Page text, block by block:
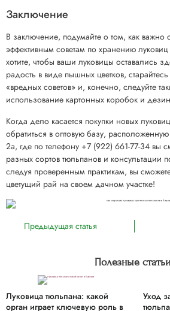
Заключение
В заключение, подумайте о том, как важно
эффективным советам по хранению
хотите, чтобы ваши луковицы оставались
радость в виде пышных цветков,
«вредных советов» и, конечно, следуйте
использование картонных коробок и
Когда дело касается покупки новых
обратиться в оптовую базу,
2а, где по телефону +7 (922) 661-77-34 вы
разных сортов тюльпанов и консультации
следуя проверенным практикам, вы
цветущий рай на своем дачном участке!
Предыдущая статья
Полезные
Луковица тюльпана: какой
орган играет ключевую роль в
Уход